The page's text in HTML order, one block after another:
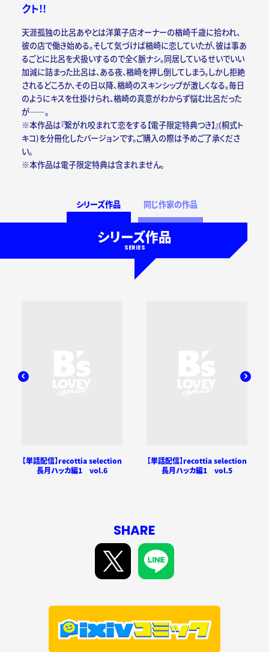
クト!!
天涯孤独の比呂あやとは洋菓子店オーナーの楢崎千歳に拾われ、
彼の店で働き始める。そして気づけば楢崎に恋していたが、彼は事あ
るごとに比呂を犬扱いするので全く脈ナシ。同居しているせいでいい
加減に詰まった比呂は、ある夜、楢崎を押し倒してしまう。しかし拒絶
されるどころか、その日以降、楢崎のスキンシップが激しくなる。毎日
のようにキスを仕掛けられ、楢崎の真意がわからず悩む比呂だった
が――。
※本作品は『繋がれ咬まれて恋をする【電子限定特典つき】』(桐式ト
キコ)を分冊化したバージョンです。ご購入の際は予めご了承くださ
い。
※本作品は電子限定特典は含まれません。
シリーズ作品 同じ作家の作品
シリーズ作品
SERIES
【単話配信】recottia selection
長月ハッカ編1 vol.6
【単話配信】recottia selection
長月ハッカ編1 vol.5
SHARE